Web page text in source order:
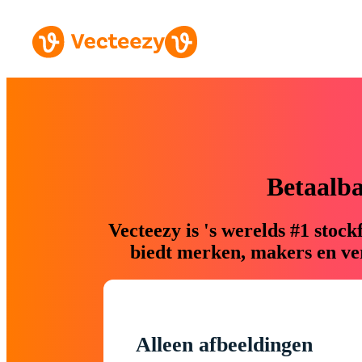
Vecteezy is 's werelds #1
biedt merken, makers en
Alleen afbeeldingen